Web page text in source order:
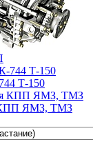
Т-150
КПП ЯМЗ, ТМЗ